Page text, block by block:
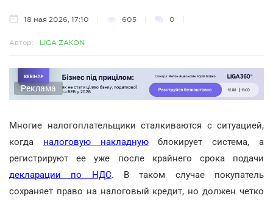
18 мая 2026, 17:10 605 0
Автор: LIGA ZAKON
Реклама
Многие налогоплательщики сталкиваются с ситуацией,
когда налоговую накладнуюблокирует система, а
регистрируют ее уже после крайнего срока подачи
декларации по НДС. В таком случае покупатель
сохраняет право на налоговый кредит, но должен четко